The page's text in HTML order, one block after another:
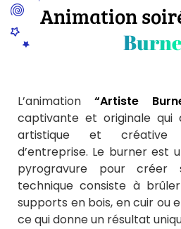
Animation
L’animation“Artiste
captivante et originale qui
artistique et
d’entreprise. Le burner est
pyrogravure pour créer
technique consiste à
supports en bois, en cuir ou
ce qui donne un résultat